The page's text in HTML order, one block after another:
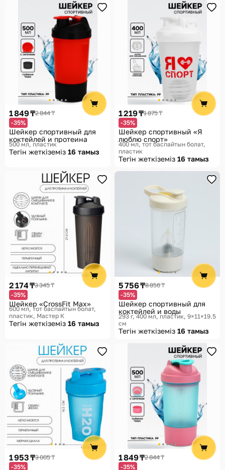
1 849 ₸2 844 ₸
-35%
Шейкер спортивный для
коктейлей и протеина
500 мл, пластик
Тегін жеткіземіз 16 тамыз
1 219 ₸1 875 ₸
-35%
Шейкер спортивный «Я
люблю спорт»
400 мл, тот баспайтын болат,
пластик
Тегін жеткіземіз 16 тамыз
2 174 ₸3 345 ₸
-35%
Шейкер «CrossFit Max»
600 мл, тот баспайтын болат,
пластик Мастер К
Тегін жеткіземіз 16 тамыз
5 756 ₸8 856 ₸
-35%
Шейкер спортивный для
коктейлей и воды
293 г, 400 мл, пластик, 9×11×19.5
см
Тегін жеткіземіз 16 тамыз
1 953 ₸3 005 ₸
-35%
1 849 ₸2 844 ₸
-35%